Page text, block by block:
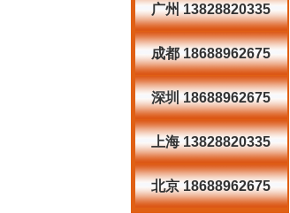
广州 13828820335
成都 18688962675
深圳 18688962675
上海 13828820335
北京 18688962675